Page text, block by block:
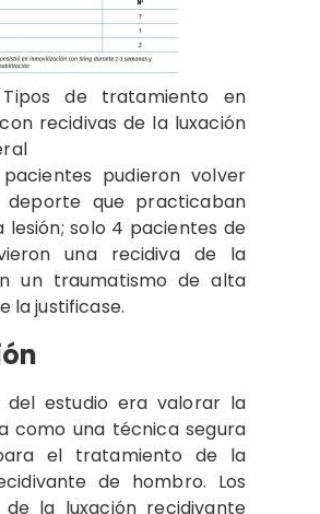
de tratamiento en
recidivas de la luxación
pudieron volver
deporte que practicaban
lesión; solo 4 pacientes de
una recidiva de la
un traumatismo de alta
la justificase.
del estudio era valorar la
como una técnica segura
el tratamiento de la
de hombro. Los
de la luxación recidivante